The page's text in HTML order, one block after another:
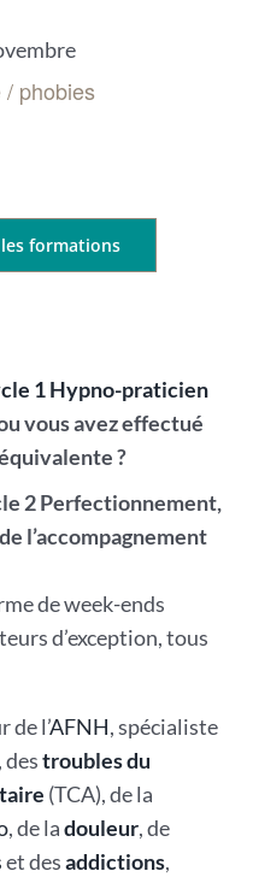
phobies
formations
1 Hypno-praticien
vous avez effectué
?
2 Perfectionnement,
l’accompagnement
de week-ends
d’exception, tous
de l’AFNH, spécialiste
destroubles du
(TCA), de la
, de ladouleur, de
et desaddictions,